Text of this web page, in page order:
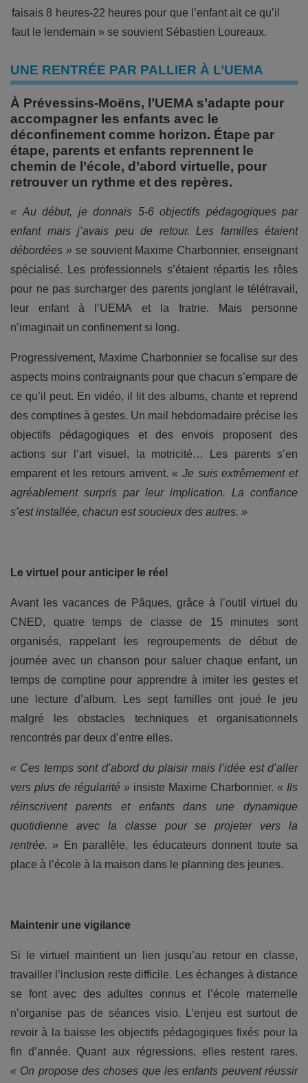
faisais 8 heures-22 heures pour que l’enfant ait ce qu’il
faut le lendemain » se souvient Sébastien Loureaux.
UNE RENTRÉE PAR PALLIER À L’UEMA
À Prévessins-Moëns, l’UEMA s’adapte pour
accompagner les enfants avec le
déconfinement comme horizon. Étape par
étape, parents et enfants reprennent le
chemin de l’école, d’abord virtuelle, pour
retrouver un rythme et des repères.
« Au début, je donnais 5-6 objectifs pédagogiques par
enfant mais j’avais peu de retour. Les familles étaient
débordées » se souvient Maxime Charbonnier, enseignant
spécialisé. Les professionnels s’étaient répartis les rôles
pour ne pas surcharger des parents jonglant le télétravail,
leur enfant à l’UEMA et la fratrie. Mais personne
n’imaginait un confinement si long.
Progressivement, Maxime Charbonnier se focalise sur des
aspects moins contraignants pour que chacun s’empare de
ce qu’il peut. En vidéo, il lit des albums, chante et reprend
des comptines à gestes. Un mail hebdomadaire précise les
objectifs pédagogiques et des envois proposent des
actions sur l’art visuel, la motricité… Les parents s’en
emparent et les retours arrivent.« Je suis extrêmement et
agréablement surpris par leur implication. La confiance
s’est installée, chacun est soucieux des autres. »
Le virtuel pour anticiper le réel
Avant les vacances de Pâques, grâce à l’outil virtuel du
CNED, quatre temps de classe de 15 minutes sont
organisés, rappelant les regroupements de début de
journée avec un chanson pour saluer chaque enfant, un
temps de comptine pour apprendre à imiter les gestes et
une lecture d’album. Les sept familles ont joué le jeu
malgré les obstacles techniques et organisationnels
rencontrés par deux d’entre elles.
« Ces temps sont d’abord du plaisir mais l’idée est d’aller
vers plus de régularité » insiste Maxime Charbonnier. « Ils
réinscrivent parents et enfants dans une dynamique
quotidienne avec la classe pour se projeter vers la
rentrée. » En parallèle, les éducateurs donnent toute sa
place à l’école à la maison dans le planning des jeunes.
Maintenir une vigilance
Si le virtuel maintient un lien jusqu’au retour en classe,
travailler l’inclusion reste difficile. Les échanges à distance
se font avec des adultes connus et l’école maternelle
n’organise pas de séances visio. L’enjeu est surtout de
revoir à la baisse les objectifs pédagogiques fixés pour la
fin d’année. Quant aux régressions, elles restent rares.
« On propose des choses que les enfants peuvent réussir